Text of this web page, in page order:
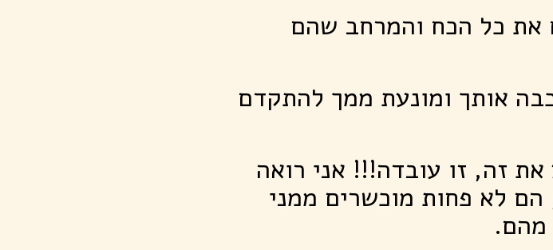
את כל הכח והמרחב שהם
אותך ומונעת ממך להתקדם
זה, זו עובדה!!! אני רואה
הם לא פחות מוכשרים ממני
מהם.